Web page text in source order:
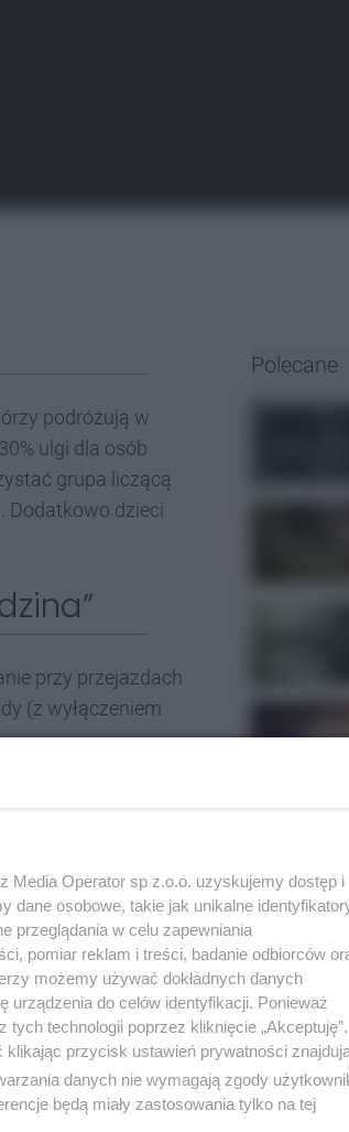
podróżują w
ulgi dla osób
grupa liczącą
Dodatkowo dzieci
przy przejazdach
(z wyłączeniem
sprzedaży –
SkyCash na
- wyłącznie
wiek dziecka.
A no, że liczba
dziecko do
łączy się z innymi
Polecane
Media Operator sp z.o.o. uzyskujemy dostęp i
dane osobowe, takie jak unikalne
przeglądania w celu zapewniania
pomiar reklam i treści, badanie odbiorców
możemy używać dokładnych danych
do celów identyfikacji. Ponieważ
technologii poprzez kliknięcie „Akceptuję”.
przycisk ustawień prywatności
danych nie wymagają zgody
będą miały zastosowania tylko na tej